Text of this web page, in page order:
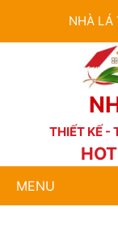
NHÀ LÁ
THIẾT KẾ -
MENU